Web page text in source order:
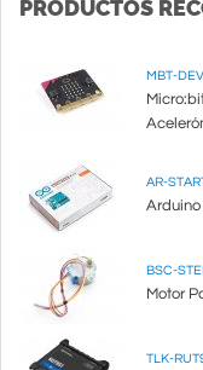
PRODUCTOS
MBT-
AR-
Arduino
BSC-
Motor
TLK-